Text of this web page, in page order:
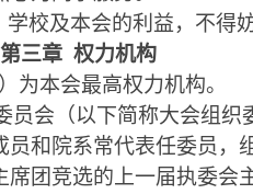
校及本会的利益，不得
第三章 权力机构
为本会最高权力机构。
员会（以下简称大会组织
和院系常代表任委员，
团竞选的上一届执委会